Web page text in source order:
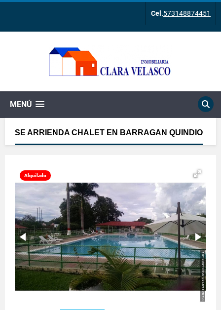
Cel.573148874451
MENÚ
SE ARRIENDA CHALET EN BARRAGAN QUINDIO
Alquilado